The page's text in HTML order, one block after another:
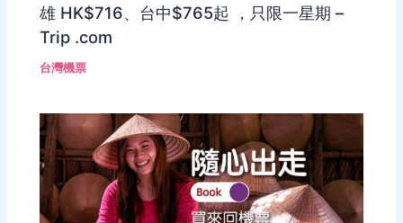
雄 HK$716、台中$765起 ，只限一星期 –
Trip .com
台灣機票